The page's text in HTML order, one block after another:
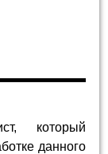
который
данного